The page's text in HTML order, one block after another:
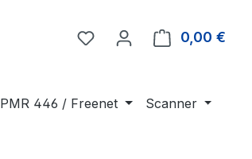
0,00 €
PMR 446 / Freenet
Scanner